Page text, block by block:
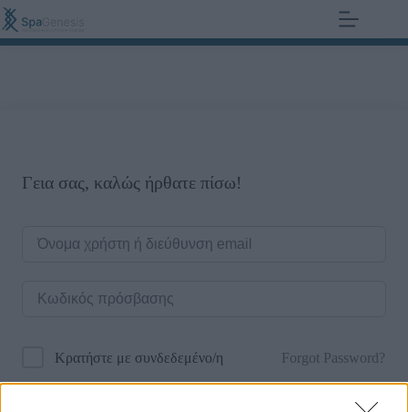
€
Γεια σας, καλώς ήρθατε πίσω!
Κρατήστε με συνδεδεμένο/η Forgot Password?